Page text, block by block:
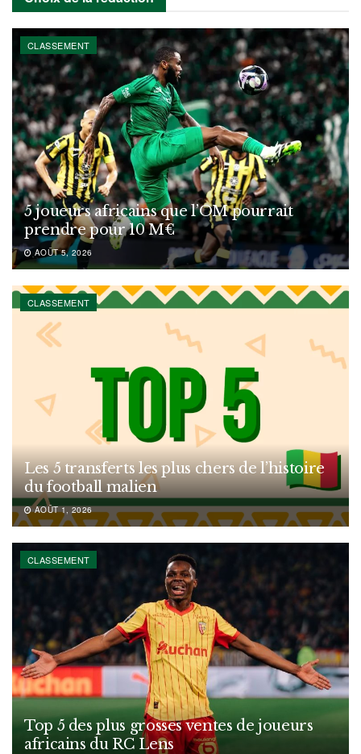
CLASSEMENT
5 joueurs africains que l’OM pourrait
prendre pour 10 M€
AOÛT 5, 2026
CLASSEMENT
Les 5 transferts les plus chers de l’histoire
du football malien
AOÛT 1, 2026
CLASSEMENT
Top 5 des plus grosses ventes de joueurs
africains du RC Lens